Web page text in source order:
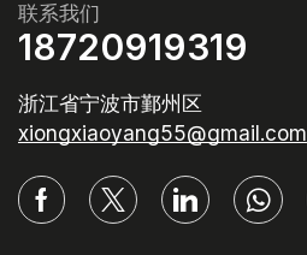
联系我们
18720919319
浙江省宁波市鄞州区
xiongxiaoyang55@gmail.com